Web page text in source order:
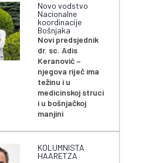
Novo vodstvo
Nacionalne
koordinacije
Bošnjaka
Novi predsjednik
dr. sc. Adis
Keranović –
njegova riječ ima
težinu i u
medicinskoj struci
i u bošnjačkoj
manjini
KOLUMNISTA
HAARETZA